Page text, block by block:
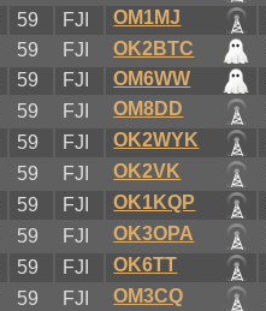
59 FJI OM1MJ
59 FJI OK2BTC
59 FJI OM6WW
59 FJI OM8DD
59 FJI OK2WYK
59 FJI OK2VK
59 FJI OK1KQP
59 FJI OK3OPA
59 FJI OK6TT
59 FJI OM3CQ